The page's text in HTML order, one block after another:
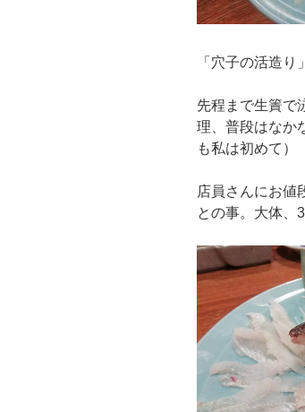
「穴子の活造り
先程まで生簀で
理、普段はなか
も私は初めて）
店員さんにお値
との事。大体、